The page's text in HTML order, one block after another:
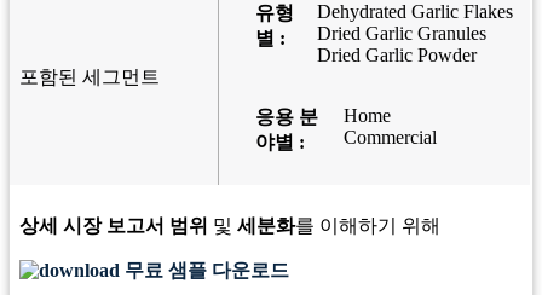
포함된 세그먼트
유형
별 :
Dehydrated Garlic Flakes
Dried Garlic Granules
Dried Garlic Powder
응용 분
야별 :
Home
Commercial
상세 시장 보고서 범위 및 세분화를 이해하기 위해
무료 샘플 다운로드